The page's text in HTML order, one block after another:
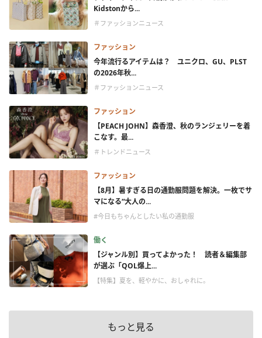
Kidstonから...
＃ファッションニュース
ファッション
今年流行るアイテムは？ ユニクロ、GU、PLST
の2026年秋...
＃ファッションニュース
ファッション
【PEACH JOHN】森香澄、秋のランジェリーを着
こなす。最...
＃トレンドニュース
ファッション
【8月】暑すぎる日の通勤服問題を解決。一枚でサ
マになる“大人の...
#今日もちゃんとしたい私の通勤服
働く
【ジャンル別】買ってよかった！ 読者＆編集部
が選ぶ「QOL爆上...
【特集】夏を、軽やかに、おしゃれに。
もっと見る